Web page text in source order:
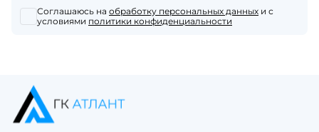
Соглашаюсь на обработку персональных данных и с
условиями политики конфиденциальности